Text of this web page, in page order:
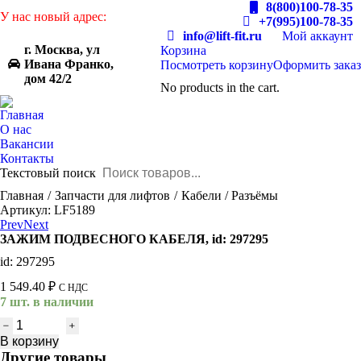
У нас новый адрес:
г. Москва, ул
Ивана Франко,
дом 42/2
8(800)100-78-35
+7(995)100-78-35
info@lift-fit.ru
Мой аккаунт
Корзина
Посмотреть корзинуОформить заказ
No products in the cart.
Главная
О нас
Вакансии
Контакты
Текстовый поиск
You are here:
Главная Запчасти для лифтов
Кабели / Разъёмы
Артикул: LF5189
PrevNext
ЗАЖИМ ПОДВЕСНОГО КАБЕЛЯ, id: 297295
id: 297295
1 549.40 ₽ С НДС
7 шт. в наличии
Количество
товара
ЗАЖИМ
В корзину
Другие товары